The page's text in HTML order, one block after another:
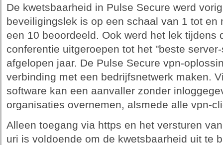
De kwetsbaarheid in Pulse Secure werd
beveiligingslek is op een schaal van 1 tot en
een 10 beoordeeld. Ook werd het lek tijdens
conferentie uitgeroepen tot het "beste
afgelopen jaar. De Pulse Secure vpn-
verbinding met een bedrijfsnetwerk maken.
software kan een aanvaller zonder
organisaties overnemen, alsmede alle vpn-
Alleen toegang via https en het versturen
uri is voldoende om de kwetsbaarheid uit te